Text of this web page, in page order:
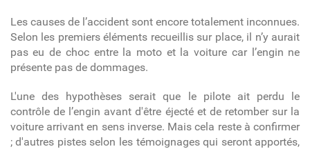
Les causes de l’accident sont encore totalement inconnues.
Selon les premiers éléments recueillis sur place, il n’y aurait
pas eu de choc entre la moto et la voiture car l’engin ne
présente pas de dommages.
L'une des hypothèses serait que le pilote ait perdu le
contrôle de l’engin avant d'être éjecté et de retomber sur la
voiture arrivant en sens inverse. Mais cela reste à confirmer
; d'autres pistes selon les témoignages qui seront apportés,